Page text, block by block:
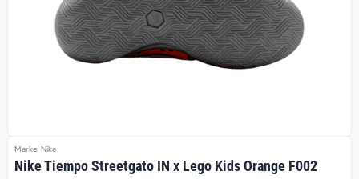
Marke: Nike
Nike Tiempo Streetgato IN x Lego Kids Orange F002